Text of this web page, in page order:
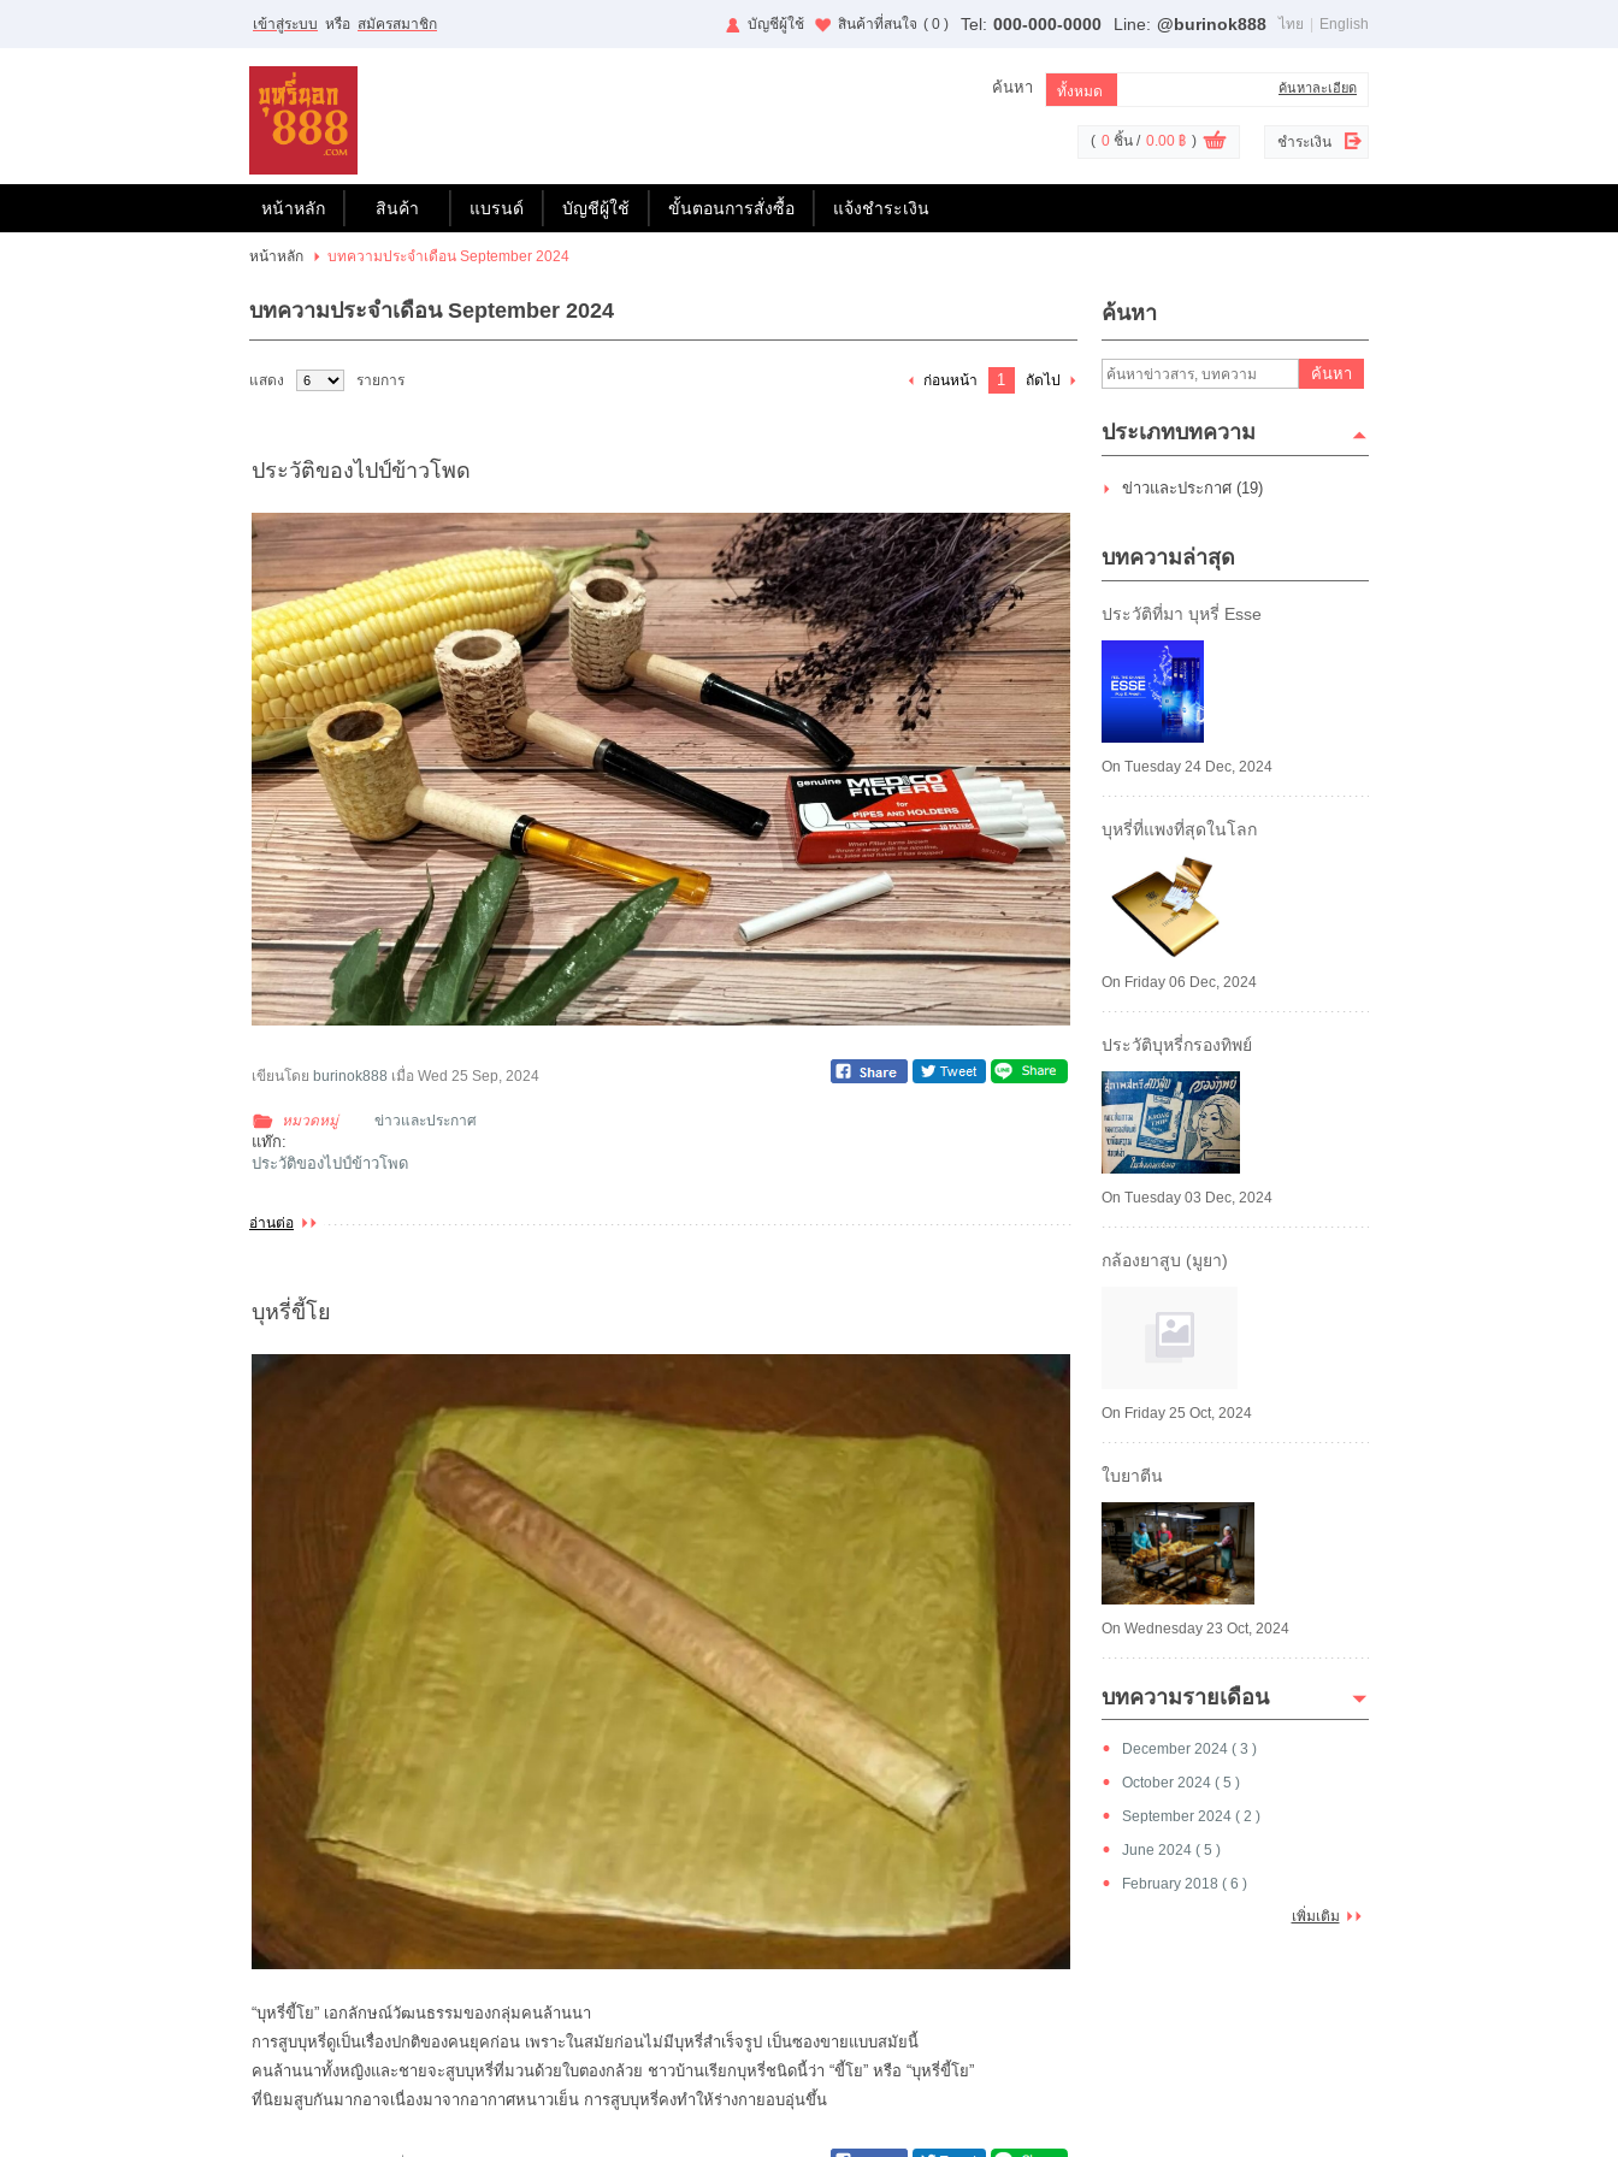
ไทย | English
ขั้นตอนการสั่งซื้อ
เข้าสู่ระบบ หรือ สมัครสมาชิก ไทย English
Tel: 000-000-0000 Line: @burinok888
สินค้าที่สนใจ ( 0 )
บัญชีผู้ใช้
ค้นหา ค้นหาละเอียด
( 0 ชิ้น / 0.00 ฿ ) ชำระเงิน
หน้าหลัก สินค้า แบรนด์ บัญชีผู้ใช้ ขั้นตอนการสั่งซื้อ แจ้งชำระเงิน
หน้าหลัก บทความประจำเดือน September 2024
บทความประจำเดือน September 2024
แสดง รายการ ก่อนหน้า 1 ถัดไป
ประวัติของไปป์ข้าวโพด
เขียนโดย burinok888 เมื่อ Wed 25 Sep, 2024
หมวดหมู่ ข่าวและประกาศ
แท๊ก:
ประวัติของไปป์ข้าวโพด
อ่านต่อ
บุหรี่ขี้โย
“บุหรี่ขี้โย” เอกลักษณ์วัฒนธรรมของกลุ่มคนล้านนา
การสูบบุหรี่ดูเป็นเรื่องปกติของคนยุคก่อน เพราะในสมัยก่อนไม่มีบุหรี่สำเร็จรูป เป็นซองขายแบบสมัยนี้
คนล้านนาทั้งหญิงและชายจะสูบบุหรี่ที่มวนด้วยใบตองกล้วย ชาวบ้านเรียกบุหรี่ชนิดนี้ว่า “ขี้โย” หรือ “บุหรี่ขี้โย”
ที่นิยมสูบกันมากอาจเนื่องมาจากอากาศหนาวเย็น การสูบบุหรี่คงทำให้ร่างกายอบอุ่นขึ้น
ค้นหา
ค้นหา
ประเภทบทความ
ข่าวและประกาศ (19)
บทความล่าสุด
ประวัติที่มา บุหรี่ Esse
On Tuesday 24 Dec, 2024
บุหรี่ที่แพงที่สุดในโลก
On Friday 06 Dec, 2024
ประวัติบุหรี่กรองทิพย์
On Tuesday 03 Dec, 2024
กล้องยาสูบ (มูยา)
On Friday 25 Oct, 2024
ใบยาตีน
On Wednesday 23 Oct, 2024
บทความรายเดือน
December 2024 ( 3 )
October 2024 ( 5 )
September 2024 ( 2 )
June 2024 ( 5 )
February 2018 ( 6 )
เพิ่มเติม